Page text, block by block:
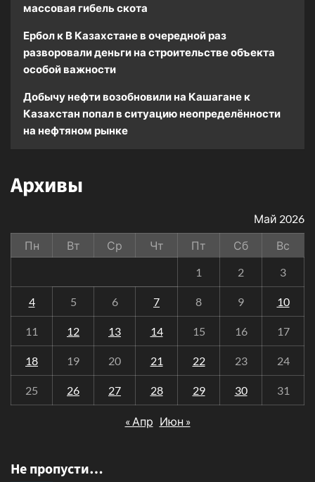
массовая гибель скота
Ербол к В Казахстане в очередной раз
разворовали деньги на строительстве объекта
особой важности
Добычу нефти возобновили на Кашагане к
Казахстан попал в ситуацию неопределённости
на нефтяном рынке
Архивы
Май 2026
Пн
Вт Ср Чт Пт Сб
Вс
1
2 3
4 5 6 7 8 9 10
11 12 13 14 15 16 17
18 19 20 21 22 23 24
25 26 27 28 29 30 31
« Апр Июн »
Не пропусти…